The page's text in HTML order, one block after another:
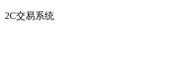
2C交易系统